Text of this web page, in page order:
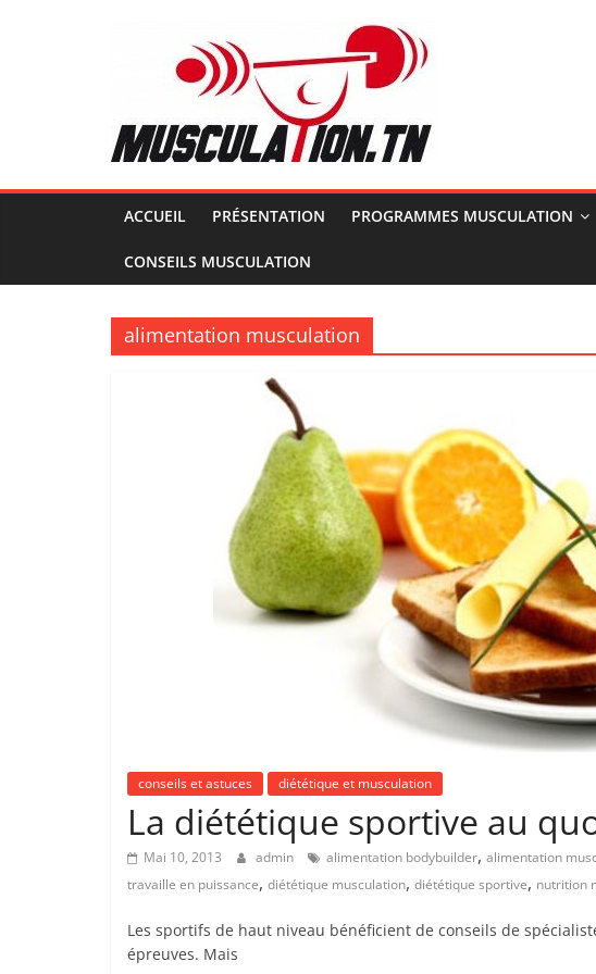
Musculation.tn
Pour
avoir
des
d'acier
ACCUEIL PRÉSENTATION PROGRAMMES MUSCULATION
CONSEILS MUSCULATION
alimentation musculation
conseils et astuces diététique et musculation
La diététique sportive au
Mai 10, 2013 admin alimentation bodybuilder, alimentation
travaille en puissance, diététique musculation, diététique sportive, nutrition
Les sportifs de haut niveau bénéficient de conseils de
épreuves. Mais